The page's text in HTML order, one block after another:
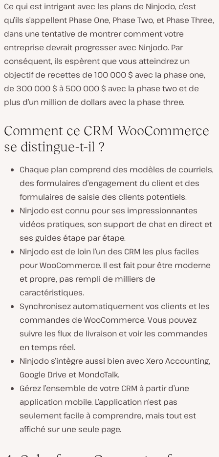
Ce qui est intrigant avec les plans de Ninjodo, c’est
qu’ils s’appellent Phase One, Phase Two, et Phase Three,
dans une tentative de montrer comment votre
entreprise devrait progresser avec Ninjodo. Par
conséquent, ils espèrent que vous atteindrez un
objectif de recettes de 100 000 $ avec la phase one,
de 300 000 $ à 500 000 $ avec la phase two et de
plus d’un million de dollars avec la phase three.
Comment ce CRM WooCommerce
se distingue-t-il ?
Chaque plan comprend des modèles de courriels,
des formulaires d’engagement du client et des
formulaires de saisie des clients potentiels.
Ninjodo est connu pour ses impressionnantes
vidéos pratiques, son support de chat en direct et
ses guides étape par étape.
Ninjodo est de loin l’un des CRM les plus faciles
pour WooCommerce. Il est fait pour être moderne
et propre, pas rempli de milliers de
caractéristiques.
Synchronisez automatiquement vos clients et les
commandes de WooCommerce. Vous pouvez
suivre les flux de livraison et voir les commandes
en temps réel.
Ninjodo s’intègre aussi bien avec Xero Accounting,
Google Drive et MondoTalk.
Gérez l’ensemble de votre CRM à partir d’une
application mobile. L’application n’est pas
seulement facile à comprendre, mais tout est
affiché sur une seule page.